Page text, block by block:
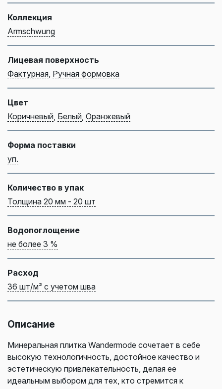
Коллекция
Armschwung
Лицевая поверхность
Фактурная, Ручная формовка
Цвет
Коричневый, Белый, Оранжевый
Форма поставки
уп.
Количество в упак
Толщина 20 мм - 20 шт
Водопоглощение
не более 3 %
Расход
36 шт/м² с учетом шва
Описание
Минеральная плитка Wandermode сочетает в себе
высокую технологичность, достойное качество и
эстетическую привлекательность, делая ее
идеальным выбором для тех, кто стремится к